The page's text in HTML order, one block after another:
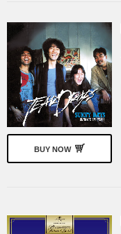
BUY NOW